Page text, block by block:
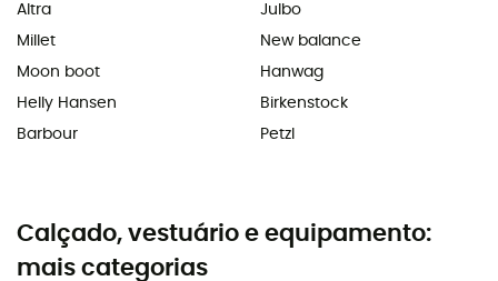
Altra
Millet
Moon boot
Helly Hansen
Barbour
Julbo
New balance
Hanwag
Birkenstock
Petzl
Calçado, vestuário e equipamento:
mais categorias